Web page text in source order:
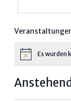
HinweisEs wurden